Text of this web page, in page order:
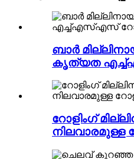
ബാർ
കൃത്യത
റോളിംഗ്